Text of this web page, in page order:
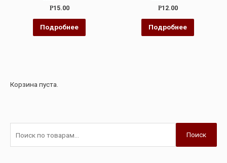
Оценка
из
5
Р15.00
Подробнее
Оценка
из
5
Р12.00
Подробнее
Корзина пуста.
Поиск